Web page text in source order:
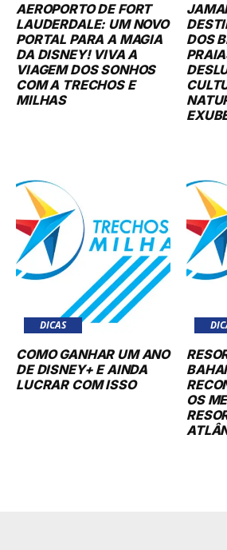
AEROPORTO DE FORT
LAUDERDALE: UM NOVO
PORTAL PARA A MAGIA
DA DISNEY! VIVA A
VIAGEM DOS SONHOS
COM A TRECHOS E
MILHAS
DOS
DICAS
COMO GANHAR UM ANO
DE DISNEY+ E AINDA
LUCRAR COM ISSO
OS